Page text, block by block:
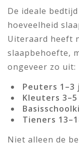
De ideale
hoeveelheid
Uiteraard heeft
slaapbehoefte,
ongeveer zo uit:
Peuters 1–3
Kleuters
Tieners
Niet alleen de